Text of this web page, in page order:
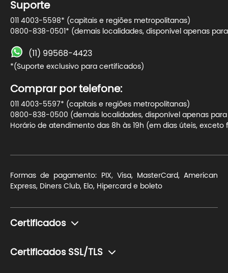
Suporte
011 4003-5598* (capitais e regiões metropolitanas)
0800-838-0501* (demais localidades, disponível apenas
(11) 99568-4423
*(Suporte exclusivo para certificados)
Comprar por telefone:
011 4003-5597* (capitais e regiões metropolitanas)
0800-838-0500 (demais localidades, disponível apenas
Horário de atendimento das 8h às 19h (em dias úteis, exceto
Formas de pagamento: PIX, Visa, MasterCard, American
Express, Diners Club, Elo, Hipercard e boleto
Certificados
Certificados SSL/TLS